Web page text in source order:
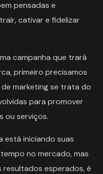
pensadas e
cativar e fidelizar
campanha que trará
primeiro precisamos
marketing se trata do
para promover
ou serviços.
está iniciando suas
no mercado, mas
resultados esperados, é